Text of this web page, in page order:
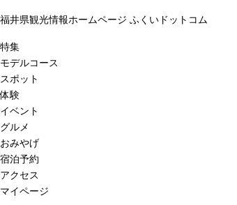
福井県観光情報ホームページ ふくいドットコム
特集
モデルコース
スポット
体験
イベント
グルメ
おみやげ
宿泊予約
アクセス
マイページ